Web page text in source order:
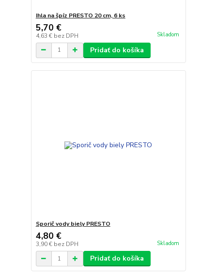
Ihla na špíz PRESTO 20 cm, 6 ks
5,70 €
4,63 € bez DPH Skladom
Pridať do košíka
Sporič vody biely PRESTO
4,80 €
3,90 € bez DPH Skladom
Pridať do košíka